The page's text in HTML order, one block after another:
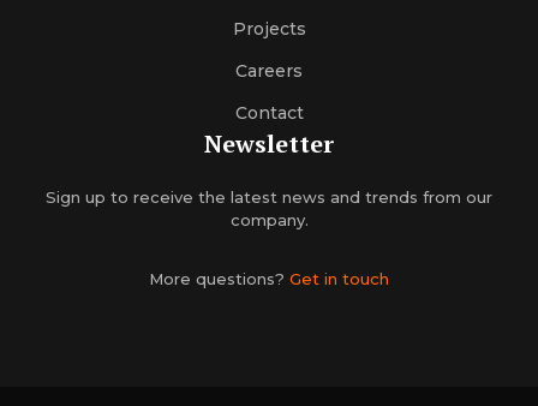
Projects
Careers
Contact
Newsletter
Sign up to receive the latest news and trends from our
company.
More questions? Get in touch